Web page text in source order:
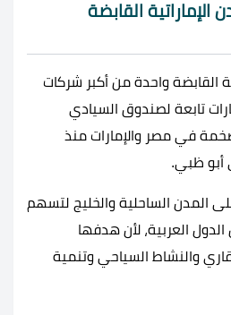
القابضة
القابضة واحدة من أكبر شركات
تابعة لصندوق السيادي
ضخمة في مصر والإمارات منذ
ظبي.
المدن الساحلية والخليج لتسهم
العربية، لأن هدفها
والنشاط السياحي وتنمية